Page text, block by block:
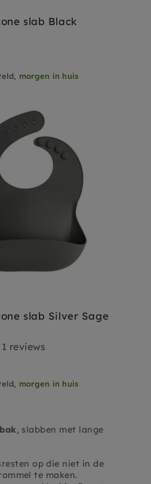
slab Black
morgen in huis
slab Silver Sage
1 reviews
morgen in huis
, slabben met lange
op die niet in de
te maken.